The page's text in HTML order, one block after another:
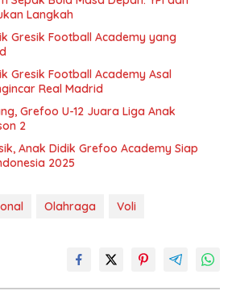
Langkah
Gresik Football Academy yang
Gresik Football Academy Asal
Mengincar Real Madrid
Grefoo U-12 Juara Liga Anak
2
Anak Didik Grefoo Academy Siap
2025
Olahraga Voli